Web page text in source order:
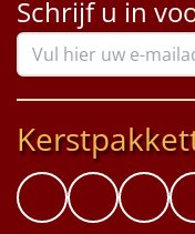
Per stuk
Alle overige
Schrijf u in